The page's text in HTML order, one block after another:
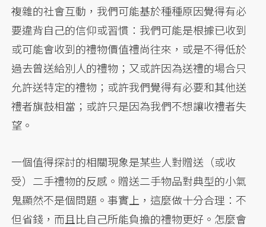
複雜的社會互動，我們可能基於種種原因覺得有必
要違背自己的信仰或習慣：我們可能是根據已收到
或可能會收到的禮物價值禮尚往來，或是不得低於
過去曾送給別人的禮物；又或許因為送禮的場合只
允許送特定的禮物；或許我們覺得有必要和其他送
禮者旗鼓相當；或許只是因為我們不想讓收禮者失
望。
一個值得探討的相關現象是某些人對贈送（或收
受）二手禮物的反感。贈送二手物品對典型的小氣
鬼顯然不是個問題。事實上，這麼做十分合理：不
但省錢，而且比自己所能負擔的禮物更好。怎麼會